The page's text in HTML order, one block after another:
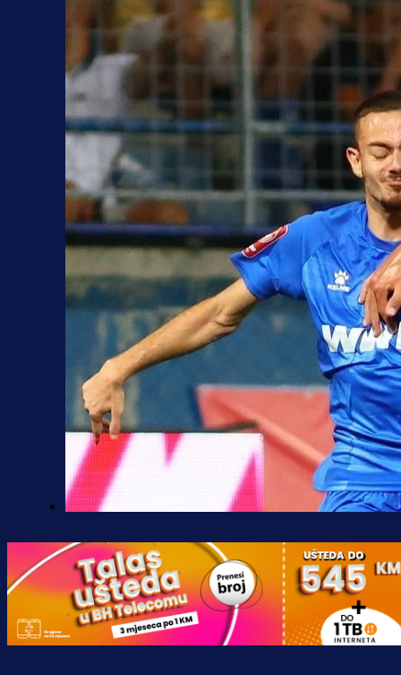
Željo uprkos svim problemima
krenuo pobjedom: Plavi slavili na
Grbavici!